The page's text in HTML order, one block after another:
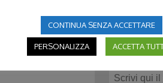
CONTATTACI
CONTINUA SENZA ACCETTARE
PERSONALIZZA ACCETTA